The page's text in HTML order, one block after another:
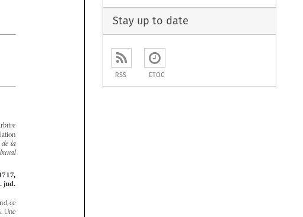



Stay up to date
RSS ETOC